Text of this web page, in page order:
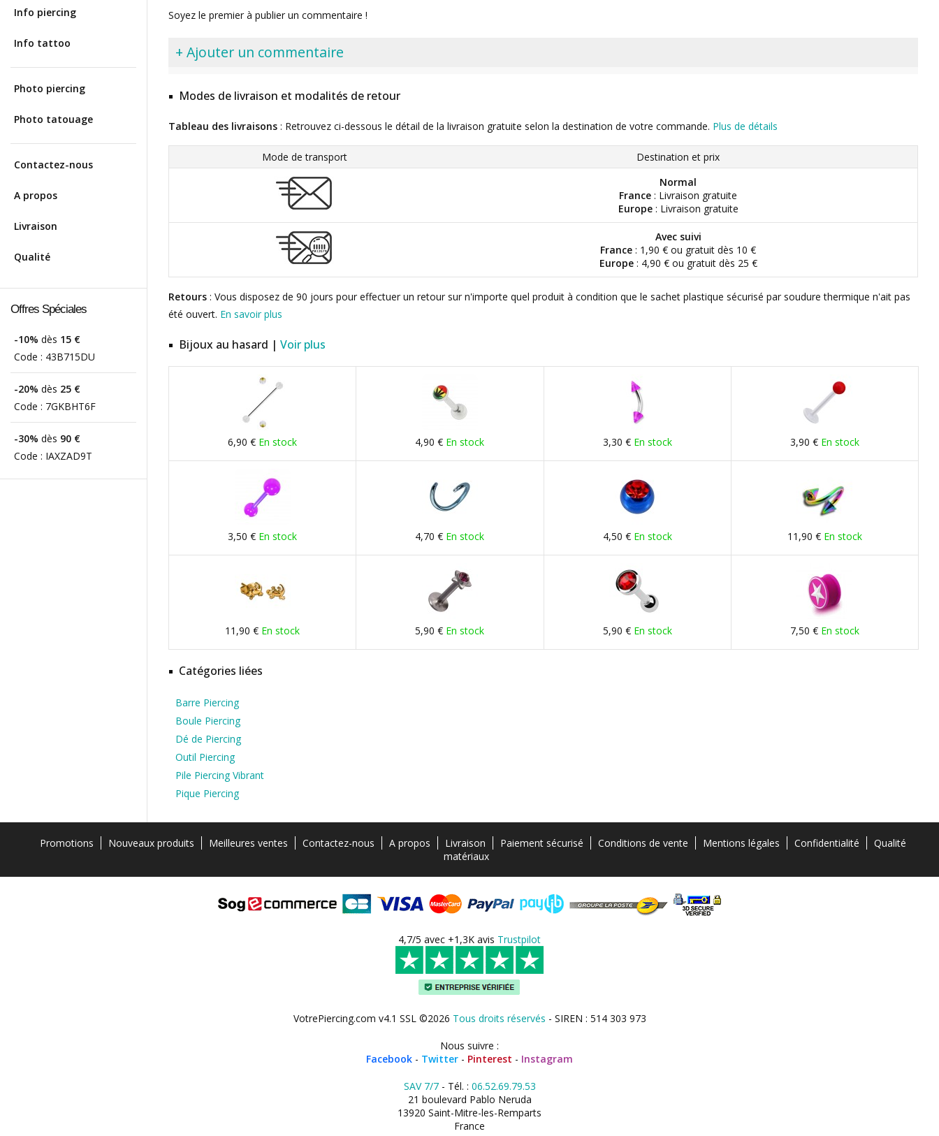
Info piercing
Info tattoo
Photo piercing
Photo tatouage
Contactez-nous
A propos
Livraison
Qualité
Offres Spéciales
-10% dès 15 €
Code : 43B715DU
-20% dès 25 €
Code : 7GKBHT6F
-30% dès 90 €
Code : IAXZAD9T
Soyez le premier à publier un commentaire !
+ Ajouter un commentaire
Modes de livraison et modalités de retour
Tableau des livraisons : Retrouvez ci-dessous le détail de la livraison gratuite selon la destination de votre commande. Plus de détails
Mode de transport
Destination et prix
Normal
France : Livraison gratuite
Europe: Livraison gratuite
Avec suivi
France : 1,90 € ou gratuit dès 10 €
Europe: 4,90 € ou gratuit dès 25 €
Retours : Vous disposez de 90 jours pour effectuer un retour sur n'importe quel produit à condition que le sachet plastique sécurisé par soudure thermique n'ait pas
été ouvert. En savoir plus
Bijoux au hasard | Voir plus
6,90 € En stock 4,90 € En stock 3,30 € En stock 3,90 € En stock
3,50 € En stock 4,70 € En stock 4,50 € En stock 11,90 € En stock
11,90 € En stock 5,90 € En stock 5,90 € En stock 7,50 € En stock
Catégories liées
Barre Piercing
Boule Piercing
Dé de Piercing
Outil Piercing
Pile Piercing Vibrant
Pique Piercing
Promotions Nouveaux produits Meilleures ventes Contactez-nous A propos Livraison Paiement sécurisé Conditions de vente Mentions légales Confidentialité
Qualité
matériaux
4,7/5 avec +1,3K avis Trustpilot
VotrePiercing.com v4.1 SSL ©2026 Tous droits réservés - SIREN : 514 303 973
Nous suivre :
Facebook - Twitter - Pinterest - Instagram
SAV 7/7- Tél. : 06.52.69.79.53
21 boulevard Pablo Neruda
13920 Saint-Mitre-les-Remparts
France